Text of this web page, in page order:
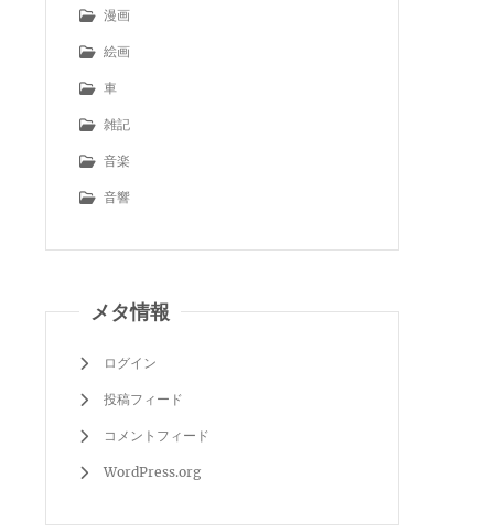
漫画
絵画
車
雑記
音楽
音響
メタ情報
ログイン
投稿フィード
コメントフィード
WordPress.org